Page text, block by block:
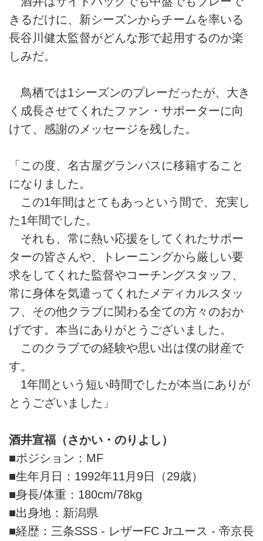
きるだけに、新シーズンからチームを率いる
長谷川健太監督がどんな形で起用するのか楽
しみだ。
鳥栖では1シーズンのプレーだったが、大き
く成長させてくれたファン・サポーターに向
けて、感謝のメッセージを残した。
「この度、名古屋グランパスに移籍すること
になりました。
この1年間はとてもあっという間で、充実し
た1年間でした。
それも、常に熱い応援をしてくれたサポー
ターの皆さんや、トレーニングから厳しい要
求をしてくれた監督やコーチングスタッフ、
常に身体を気遣ってくれたメディカルスタッ
フ、その他クラブに関わる全ての方々のおか
げです。本当にありがとうございました。
このクラブでの経験や思い出は僕の財産で
す。
1年間という短い時間でしたが本当にありが
とうございました」
酒井宣福（さかい・のりよし）
■ポジション：MF
■生年月日：1992年11月9日（29歳）
■身長/体重：180cm/78kg
■出身地：新潟県
■経歴：三条SSS - レザーFC Jrユース - 帝京長